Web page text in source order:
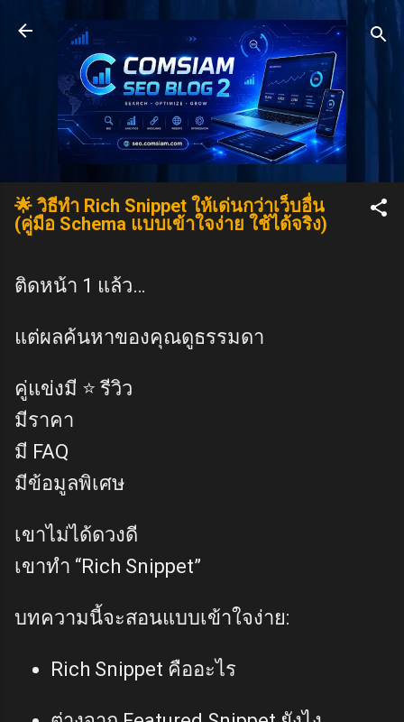
Skip to main content
🌟 วิธีทำ Rich Snippet ให้เด่นกว่าเว็บอื่น
(คู่มือ Schema แบบเข้าใจง่าย ใช้ได้จริง)
ติดหน้า 1 แล้ว…
แต่ผลค้นหาของคุณดูธรรมดา
คู่แข่งมี ⭐ รีวิว
มีราคา
มี FAQ
มีข้อมูลพิเศษ
เขาไม่ได้ดวงดี
เขาทำ “Rich Snippet”
บทความนี้จะสอนแบบเข้าใจง่าย:
Rich Snippet คืออะไร